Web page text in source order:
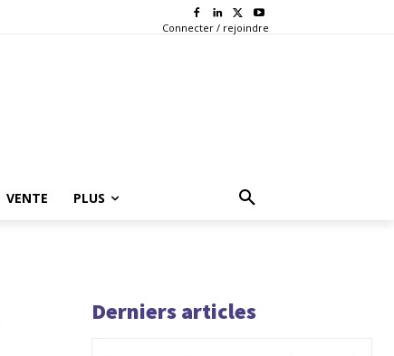
Connecter / rejoindre
VENTE PLUS
Derniers articles